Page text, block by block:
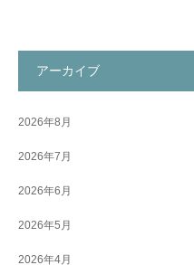
アーカイブ
2026年8月
2026年7月
2026年6月
2026年5月
2026年4月